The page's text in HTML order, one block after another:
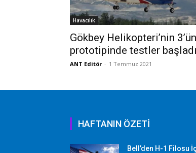
Havacılık
Gökbey Helikopteri’nin
prototipinde testler başladı
ANT Editör - 1 Temmuz 2021
HAFTANIN ÖZETİ
Bell’den H-1 Filosu